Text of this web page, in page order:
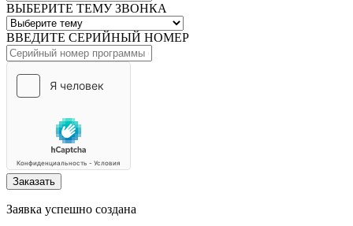
ВЫБЕРИТЕ ТЕМУ ЗВОНКА
ВВЕДИТЕ СЕРИЙНЫЙ НОМЕР
Заказать
Заявка успешно создана